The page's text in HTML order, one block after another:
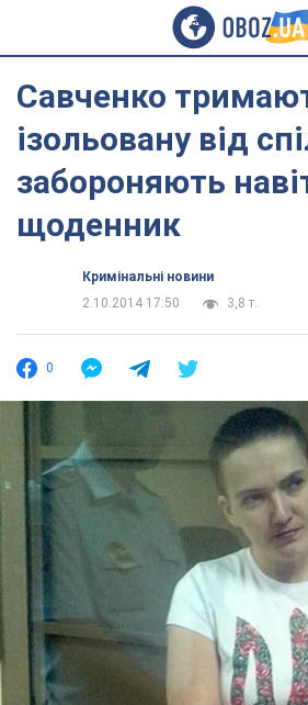
Савченко
ізольовану від
забороняють
щоденник
Кримінальні новини
2.10.2014 17:50
3,8 т.
0